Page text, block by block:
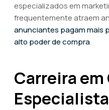
especializados em
frequentemente atraem
anunciantes pagam mais
alto poder de compra.
Carreira em